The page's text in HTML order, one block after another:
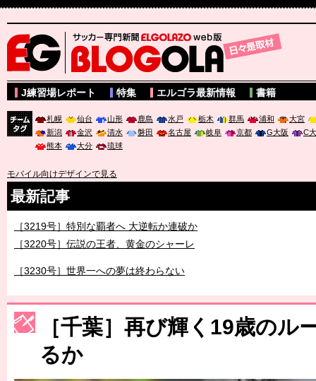
サッカー専門新聞ELGOLAZO web版 BLOGOLA
J練習場レポート 特集 エルゴラ最新情報 書籍
札幌 仙台 山形 鹿島 水戸 栃木 群馬 浦和
大宮
新潟
金沢 清水 磐田 名古屋 岐阜 京都 G大阪
C
熊本
大分 琉球
モバイル向けデザインで見る
最新記事
［3219号］特別な覇者へ 大逆転か連破か
［3220号］伝説の王者、黄金のシャーレ
［3230号］世界一への夢は終わらない
［3223号］一丸。日本出陣
［3222号］史上最大のW杯開幕 注目は「個」
［千葉］再び輝く19歳のル
るか